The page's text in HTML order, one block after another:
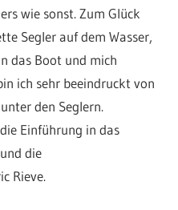
wie sonst. Zum Glück
Segler auf dem Wasser,
das Boot und mich
ich sehr beeindruckt von
den Seglern.
Einführung in das
die
Rieve.